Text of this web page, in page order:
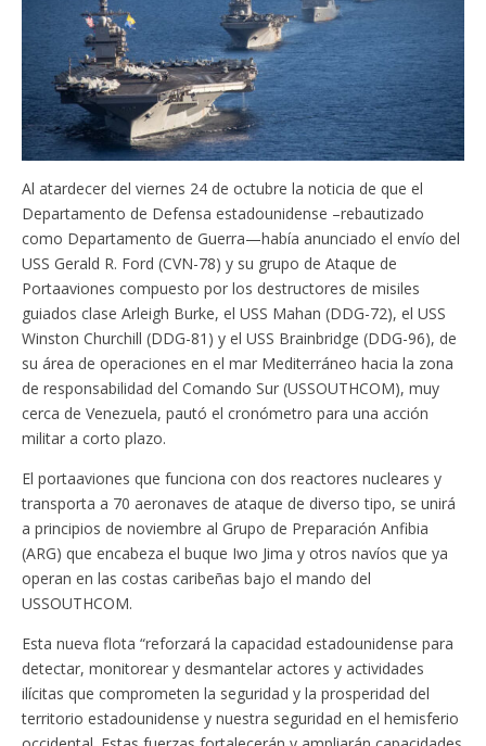
Al atardecer del viernes 24 de octubre la noticia de que el
Departamento de Defensa estadounidense –rebautizado
como Departamento de Guerra—había anunciado el envío del
USS Gerald R. Ford (CVN-78) y su grupo de Ataque de
Portaaviones compuesto por los destructores de misiles
guiados clase Arleigh Burke, el USS Mahan (DDG-72), el USS
Winston Churchill (DDG-81) y el USS Brainbridge (DDG-96), de
su área de operaciones en el mar Mediterráneo hacia la zona
de responsabilidad del Comando Sur (USSOUTHCOM), muy
cerca de Venezuela, pautó el cronómetro para una acción
militar a corto plazo.
El portaaviones que funciona con dos reactores nucleares y
transporta a 70 aeronaves de ataque de diverso tipo, se unirá
a principios de noviembre al Grupo de Preparación Anfibia
(ARG) que encabeza el buque Iwo Jima y otros navíos que ya
operan en las costas caribeñas bajo el mando del
USSOUTHCOM.
Esta nueva flota “reforzará la capacidad estadounidense para
detectar, monitorear y desmantelar actores y actividades
ilícitas que comprometen la seguridad y la prosperidad del
territorio estadounidense y nuestra seguridad en el hemisferio